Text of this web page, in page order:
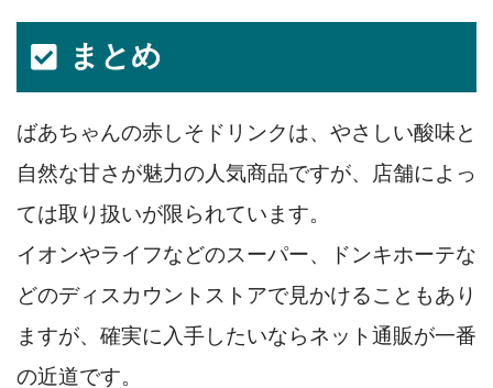
まとめ
ばあちゃんの赤しそドリンクは、やさしい酸味と
自然な甘さが魅力の人気商品ですが、店舗によっ
ては取り扱いが限られています。
イオンやライフなどのスーパー、ドンキホーテな
どのディスカウントストアで見かけることもあり
ますが、確実に入手したいならネット通販が一番
の近道です。